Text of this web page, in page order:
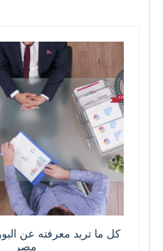
كل ما تريد معرفته عن
مصر